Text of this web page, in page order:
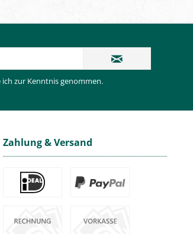
ich zur Kenntnis genommen.
Zahlung & Versand